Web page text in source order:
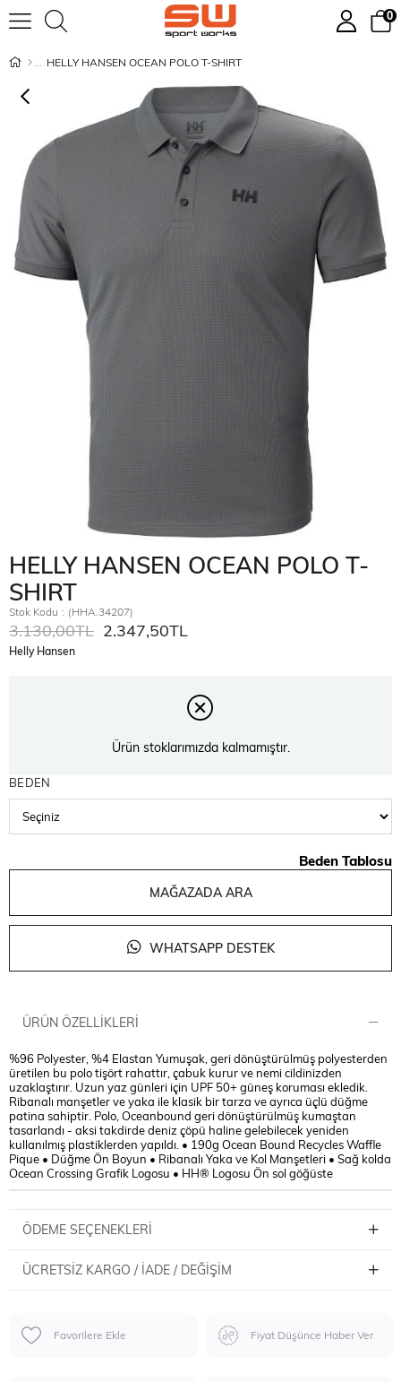
0
HELLY HANSEN OCEAN POLO T-SHIRT
HELLY HANSEN OCEAN POLO T-
SHIRT
Stok Kodu (HHA.34207)
3.130,00TL 2.347,50TL
Helly Hansen
Ürün stoklarımızda kalmamıştır.
BEDEN
Beden Tablosu
MAĞAZADA ARA
WHATSAPP DESTEK
ÜRÜN ÖZELLIKLERI
%96 Polyester, %4 Elastan Yumuşak, geri dönüştürülmüş polyesterden
üretilen bu polo tişört rahattır, çabuk kurur ve nemi cildinizden
uzaklaştırır. Uzun yaz günleri için UPF 50+ güneş koruması ekledik.
Ribanalı manşetler ve yaka ile klasik bir tarza ve ayrıca üçlü düğme
patina sahiptir. Polo, Oceanbound geri dönüştürülmüş kumaştan
tasarlandı - aksi takdirde deniz çöpü haline gelebilecek yeniden
kullanılmış plastiklerden yapıldı. • 190g Ocean Bound Recycles Waffle
Pique • Düğme Ön Boyun • Ribanalı Yaka ve Kol Manşetleri • Sağ kolda
Ocean Crossing Grafik Logosu • HH® Logosu Ön sol göğüste
ÖDEME SEÇENEKLERI
ÜCRETSIZ KARGO / İADE / DEĞIŞIM
Favorilere Ekle Fiyat Düşünce Haber Ver